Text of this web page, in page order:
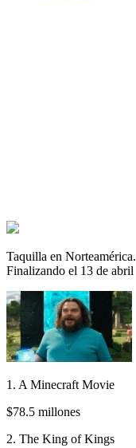
Taquilla en Norteamérica.
Finalizando el 13 de abril
1. A Minecraft Movie
$78.5 millones
2. The King of Kings